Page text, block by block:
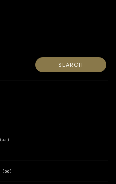
SEARCH
(43)
(56)